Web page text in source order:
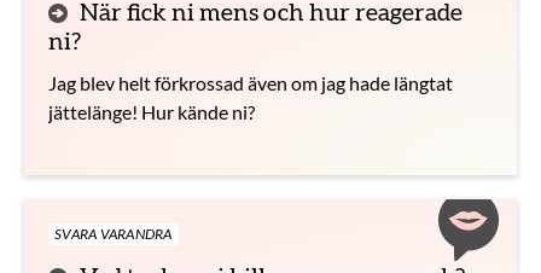
När fick ni mens och hur reagerade
ni?
Jag blev helt förkrossad även om jag hade längtat
jättelänge! Hur kände ni?
SVARA VARANDRA